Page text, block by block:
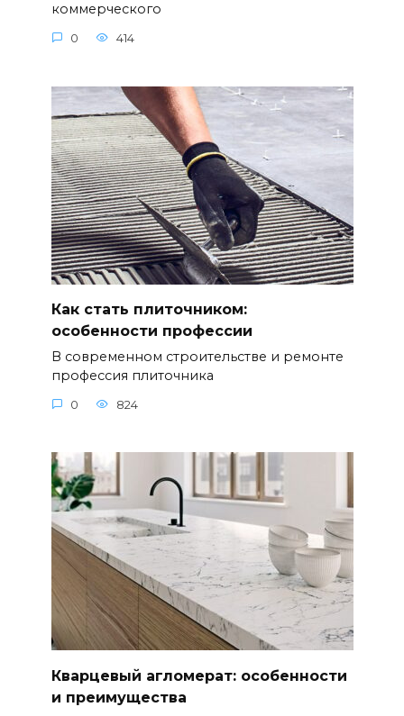
коммерческого
0 414
Как стать плиточником:
особенности профессии
В современном строительстве и ремонте
профессия плиточника
0 824
Кварцевый агломерат: особенности
и преимущества